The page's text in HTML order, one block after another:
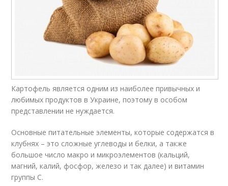
Картофель является одним из наиболее привычных и
любимых продуктов в Украине, поэтому в особом
представлении не нуждается.
Основные питательные элементы, которые содержатся в
клубнях – это сложные углеводы и белки, а также
большое число макро и микроэлементов (кальций,
магний, калий, фосфор, железо и так далее) и витамин
группы С.